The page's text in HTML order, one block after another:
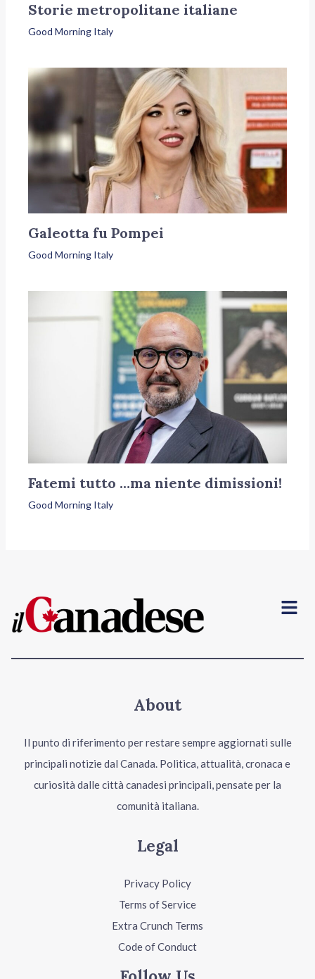
Storie metropolitane italiane
Good Morning Italy
Galeotta fu Pompei
Good Morning Italy
Fatemi tutto …ma niente dimissioni!
Good Morning Italy
Menu
About
Il punto di riferimento per restare sempre aggiornati sulle
principali notizie dal Canada. Politica, attualità, cronaca e
curiosità dalle città canadesi principali, pensate per la
comunità italiana.
Legal
Privacy Policy
Terms of Service
Extra Crunch Terms
Code of Conduct